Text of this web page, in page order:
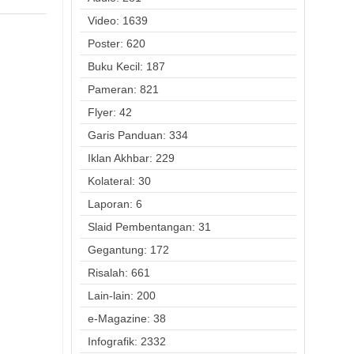
Video: 1639
Poster: 620
Buku Kecil: 187
Pameran: 821
Flyer: 42
Garis Panduan: 334
Iklan Akhbar: 229
Kolateral: 30
Laporan: 6
Slaid Pembentangan: 31
Gegantung: 172
Risalah: 661
Lain-lain: 200
e-Magazine: 38
Infografik: 2332